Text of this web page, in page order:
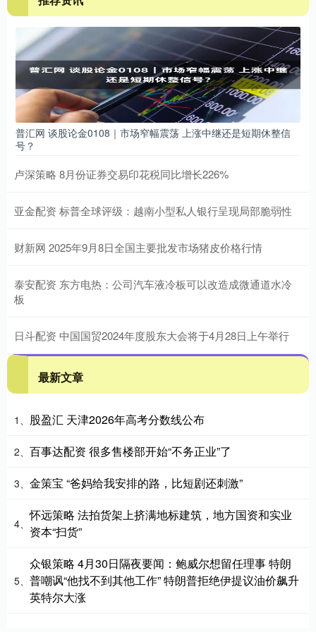
普汇网 谈股论金0108｜市场窄幅震荡 上涨中继还是短期休整信
号？
卢深策略 8月份证券交易印花税同比增长226%
亚金配资 标普全球评级：越南小型私人银行呈现局部脆弱性
财新网 2025年9月8日全国主要批发市场猪皮价格行情
泰安配资 东方电热：公司汽车液冷板可以改造成微通道水冷
板
日斗配资 中国国贸2024年度股东大会将于4月28日上午举行
最新文章
1、 股盈汇 天津2026年高考分数线公布
2、 百事达配资 很多售楼部开始“不务正业”了
3、 金策宝 “爸妈给我安排的路，比短剧还刺激”
4、
怀远策略 法拍货架上挤满地标建筑，地方国资和实业
资本“扫货”
5、
众银策略 4月30日隔夜要闻：鲍威尔想留任理事 特朗
普嘲讽“他找不到其他工作” 特朗普拒绝伊提议油价飙升
英特尔大涨